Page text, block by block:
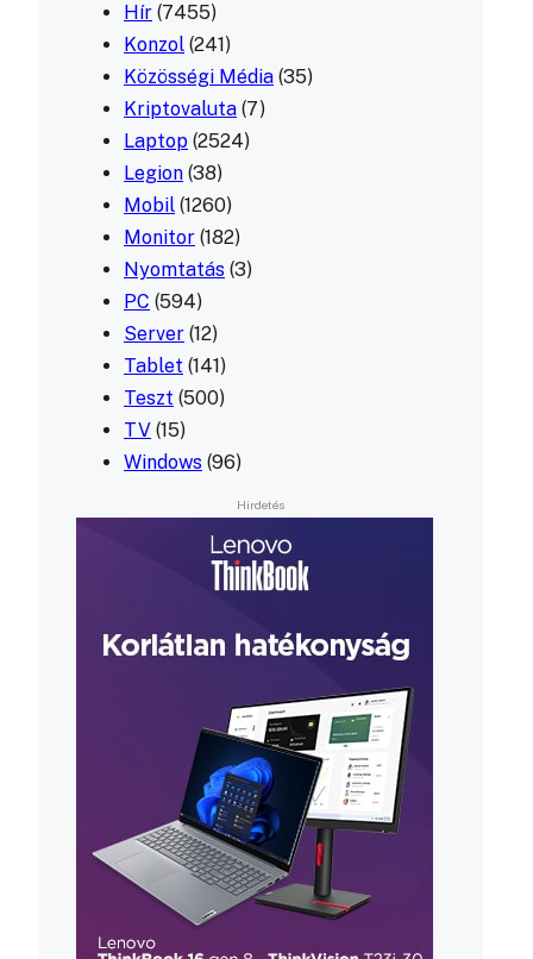
Hír (7455)
Konzol (241)
Közösségi Média (35)
Kriptovaluta (7)
Laptop (2524)
Legion (38)
Mobil (1260)
Monitor (182)
Nyomtatás (3)
PC (594)
Server (12)
Tablet (141)
Teszt (500)
TV (15)
Windows (96)